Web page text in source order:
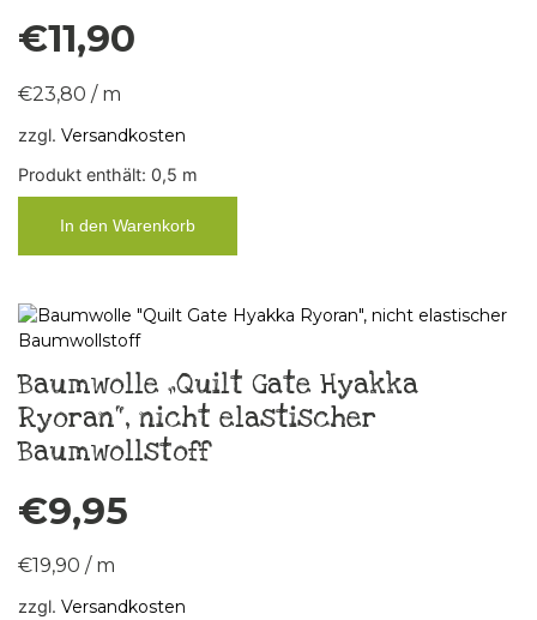
€11,90
€23,80 / m
zzgl. Versandkosten
Produkt enthält: 0,5 m
In den Warenkorb
Baumwolle „Quilt Gate Hyakka
Ryoran“, nicht elastischer
Baumwollstoff
€9,95
€19,90 / m
zzgl. Versandkosten